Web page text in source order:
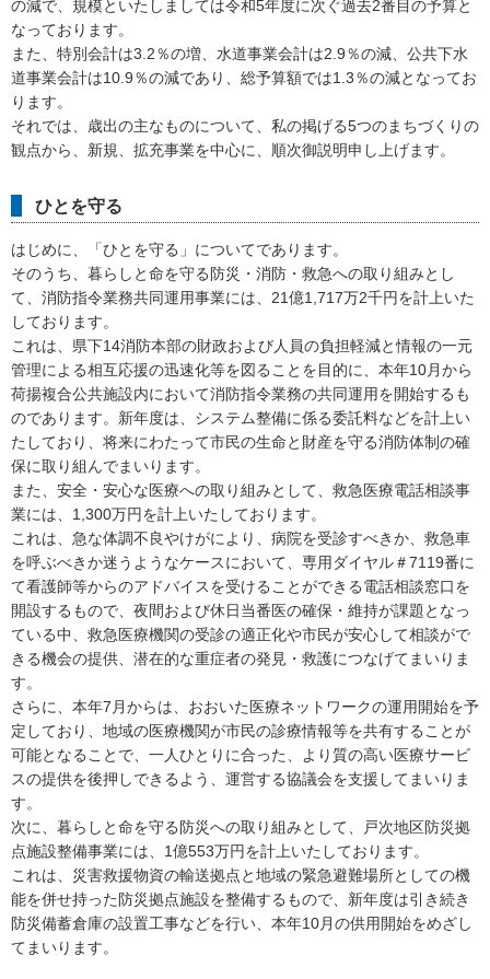
の減で、規模といたしましては令和5年度に次ぐ過去2番目の予算と
なっております。
また、特別会計は3.2％の増、水道事業会計は2.9％の減、公共下水
道事業会計は10.9％の減であり、総予算額では1.3％の減となってお
ります。
それでは、歳出の主なものについて、私の掲げる5つのまちづくりの
観点から、新規、拡充事業を中心に、順次御説明申し上げます。
ひとを守る
はじめに、「ひとを守る」についてであります。
そのうち、暮らしと命を守る防災・消防・救急への取り組みとし
て、消防指令業務共同運用事業には、21億1,717万2千円を計上いた
しております。
これは、県下14消防本部の財政および人員の負担軽減と情報の一元
管理による相互応援の迅速化等を図ることを目的に、本年10月から
荷揚複合公共施設内において消防指令業務の共同運用を開始するも
のであります。新年度は、システム整備に係る委託料などを計上い
たしており、将来にわたって市民の生命と財産を守る消防体制の確
保に取り組んでまいります。
また、安全・安心な医療への取り組みとして、救急医療電話相談事
業には、1,300万円を計上いたしております。
これは、急な体調不良やけがにより、病院を受診すべきか、救急車
を呼ぶべきか迷うようなケースにおいて、専用ダイヤル＃7119番に
て看護師等からのアドバイスを受けることができる電話相談窓口を
開設するもので、夜間および休日当番医の確保・維持が課題となっ
ている中、救急医療機関の受診の適正化や市民が安心して相談がで
きる機会の提供、潜在的な重症者の発見・救護につなげてまいりま
す。
さらに、本年7月からは、おおいた医療ネットワークの運用開始を予
定しており、地域の医療機関が市民の診療情報等を共有することが
可能となることで、一人ひとりに合った、より質の高い医療サービ
スの提供を後押しできるよう、運営する協議会を支援してまいりま
す。
次に、暮らしと命を守る防災への取り組みとして、戸次地区防災拠
点施設整備事業には、1億553万円を計上いたしております。
これは、災害救援物資の輸送拠点と地域の緊急避難場所としての機
能を併せ持った防災拠点施設を整備するもので、新年度は引き続き
防災備蓄倉庫の設置工事などを行い、本年10月の供用開始をめざし
てまいります。